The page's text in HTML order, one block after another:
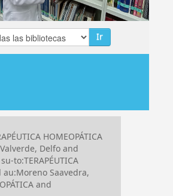
Ir
HOMEOPÁTICA
Valverde, Delfo and
to:TERAPÉUTICA
Saavedra,
and